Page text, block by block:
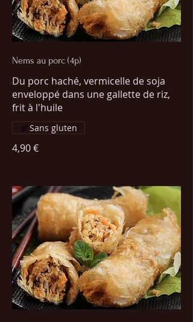
Nems au porc (4p)
Du porc haché, vermicelle de soja
enveloppé dans une gallette de riz,
frit à l'huile
4,90 €
Sans gluten